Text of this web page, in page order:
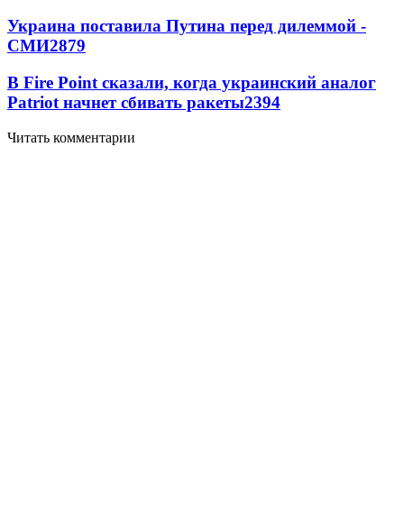
Украина поставила Путина перед дилеммой -
СМИ2879
В Fire Point сказали, когда украинский аналог
Patriot начнет сбивать ракеты2394
Читать комментарии